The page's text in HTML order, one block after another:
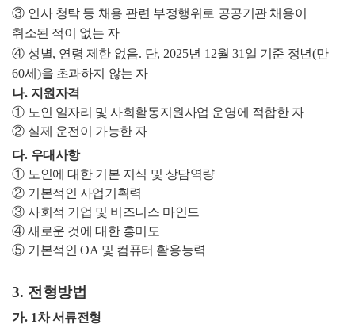
③ 인사 청탁 등 채용 관련 부정행위로 공공기관 채용이
취소된 적이 없는 자
④ 성별, 연령 제한 없음. 단, 2025년 12월 31 일 기준 정년(만
60세 )을 초과하지 않는 자
나. 지원자격
① 노인 일자리 및 사회활동지원사업 운영에 적합한 자
② 실제 운전이 가능한 자
다. 우대사항
① 노인에 대한 기본 지식 및 상담역량
② 기본적인 사업기획력
③ 사회적 기업 및 비즈니스 마인드
④ 새로운 것에 대한 흥미도
⑤ 기본적인 OA 및 컴퓨터 활용능력
3. 전형방법
가. 1차 서류전형